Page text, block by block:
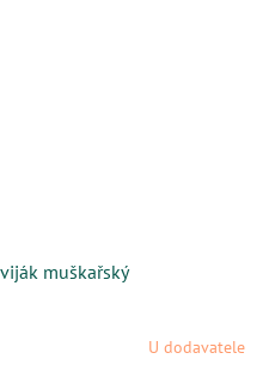
muškařský
U dodavatele